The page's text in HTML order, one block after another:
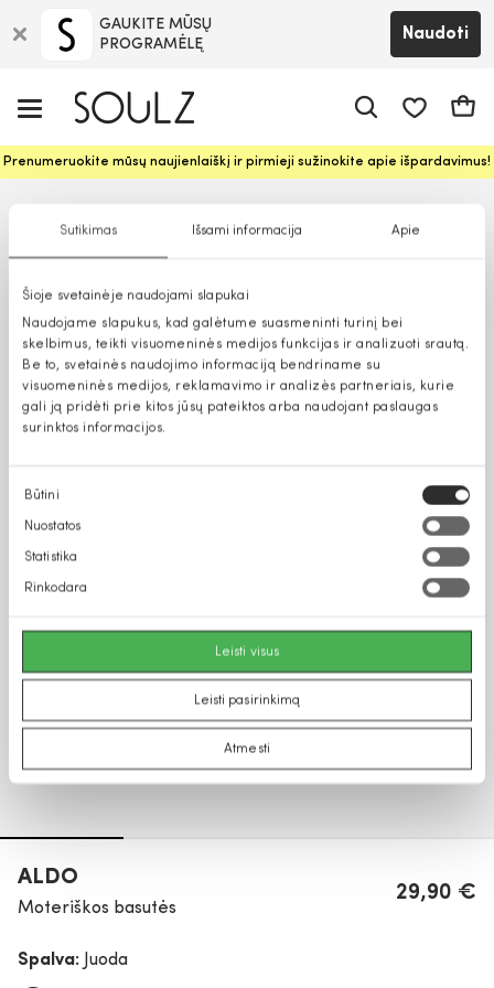
Sutikimas Išsami informacija Apie
Šioje svetainėje naudojami slapukai
Naudojame slapukus, kad galėtume suasmeninti turinį bei
skelbimus, teikti visuomeninės medijos funkcijas ir analizuoti srautą.
Be to, svetainės naudojimo informaciją bendriname su
visuomeninės medijos, reklamavimo ir analizės partneriais, kurie
gali ją pridėti prie kitos jūsų pateiktos arba naudojant paslaugas
surinktos informacijos.
Sutikimo
pasirinkimas
Būtini
Nuostatos
Statistika
Rinkodara
Leisti visus
Leisti pasirinkimą
Atmesti
GAUKITE MŪSŲ
PROGRAMĖLĘ
Naudoti
Prenumeruokite mūsų naujienlaiškį ir pirmieji sužinokite apie išpardavimus!
ALDO
Moteriškos basutės
29,90 €
Spalva:
Juoda